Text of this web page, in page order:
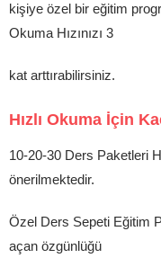
kişiye özel bir eğitim
Okuma Hızınızı 3
kat arttırabilirsiniz.
Hızlı Okuma İçin
10-20-30 Ders Paketleri
önerilmektedir.
Özel Ders Sepeti Eğitim
açan özgünlüğü